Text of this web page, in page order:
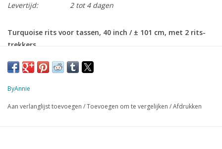
Levertijd:
2 tot 4 dagen
Turquoise rits voor tassen, 40 inch / ± 101 cm, met 2 rits-
trekkers
Deze rits heeft brede lintjes en is zacht en flexibel; en daarom
gemakkelijk te verwerken, zeer geschikt voor tassen.
Kan naar wens ingekort worden
De lange rits-trekker heeft een gaatje, waardoor een lintje,
ByAnnie
Aan verlanglijst toevoegen /Toevoegen om te vergelijken /Afdrukken